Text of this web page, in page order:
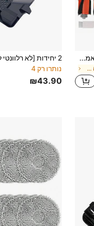
ערכה של 25 אביזרי החלפה תואמת לשיאומי רובוט שואב 5, 5 Pro, חלקי חילוף, כולל 2 מברשות ראשיות, 6 מברשות צד, 4 מסננים, 6 פדי שטיפה, 6 שקיקי אבק וכלי ניקוי 1
ב עמיד בפני שחיקה אביזרי כלים
נותרו רק 4
₪43.90